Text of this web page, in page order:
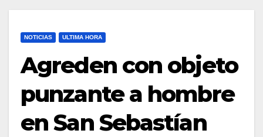
NOTICIAS ULTIMA HORA
Agreden con objeto
punzante a hombre
en San Sebastían